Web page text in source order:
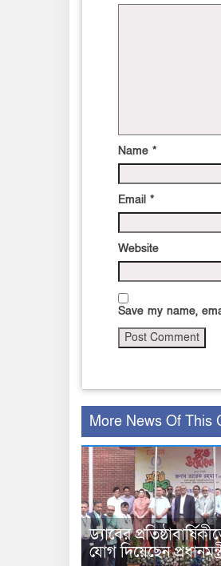
Name *
Email *
Website
Save my name,
More News Of This
ড্যাবের
যোগ দিয়েছেন